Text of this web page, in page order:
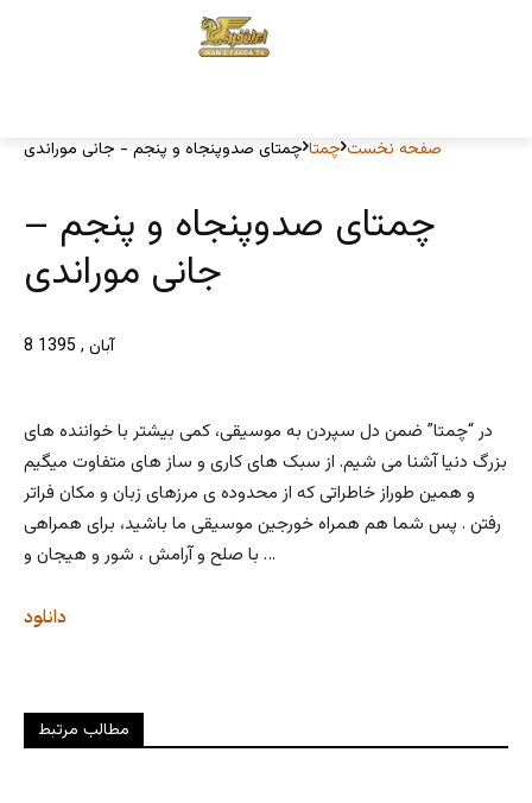
صفحه نخست چمتا چمتای صدوپنجاه و پنجم - جانی موراندی
چمتای صدوپنجاه و پنجم –
جانی موراندی
8 آبان , 1395
در “چمتا” ضمن دل سپردن به موسیقی، کمی بیشتر با خواننده های
بزرگ دنیا آشنا می شیم. از سبک های کاری و ساز های متفاوت میگیم
و همین طوراز خاطراتی که از محدوده ی مرزهای زبان و مکان فراتر
رفتن . پس شما هم همراه خورجین موسیقی ما باشید، برای همراهی
با صلح و آرامش ، شور و هیجان و …
دانلود
مطالب مرتبط